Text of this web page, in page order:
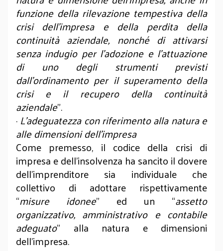
funzione della rilevazione tempestiva della
crisi dell’impresa e della perdita della
continuità aziendale, nonché di attivarsi
senza indugio per l’adozione e l’attuazione
di uno degli strumenti previsti
dall’ordinamento per il superamento della
crisi e il recupero della continuità
aziendale”.
·L’adeguatezza con riferimento alla natura e
alle dimensioni dell’impresa
Come premesso, il codice della crisi di
impresa e dell’insolvenza ha sancito il dovere
dell’imprenditore sia individuale che
collettivo di adottare rispettivamente
“misure idonee” ed un “assetto
organizzativo, amministrativo e contabile
adeguato” alla natura e dimensioni
dell’impresa.